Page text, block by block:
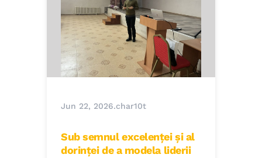
Jun 22, 2026.char10t
Sub semnul excelenței și al
dorinței de a modela liderii